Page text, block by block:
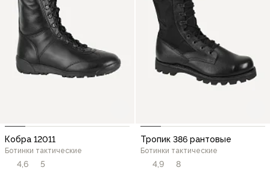
Кобра 12011
Ботинки тактические
4,6
5
Тропик 386 рантовые
Ботинки тактические
4,9
8